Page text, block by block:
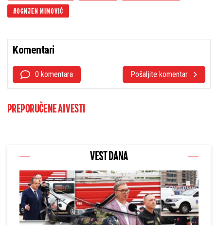
OGNJEN MIMOVIĆ
Komentari
0 komentara Pošaljite komentar
PREPORUČENE AI VESTI
VEST DANA